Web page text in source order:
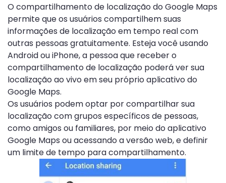
O compartilhamento de localização do Google Maps
permite que os usuários compartilhem suas
informações de localização em tempo real com
outras pessoas gratuitamente. Esteja você usando
Android ou iPhone, a pessoa que receber o
compartilhamento de localização poderá ver sua
localização ao vivo em seu próprio aplicativo do
Google Maps.
Os usuários podem optar por compartilhar sua
localização com grupos específicos de pessoas,
como amigos ou familiares, por meio do aplicativo
Google Maps ou acessando a versão web, e definir
um limite de tempo para compartilhamento.